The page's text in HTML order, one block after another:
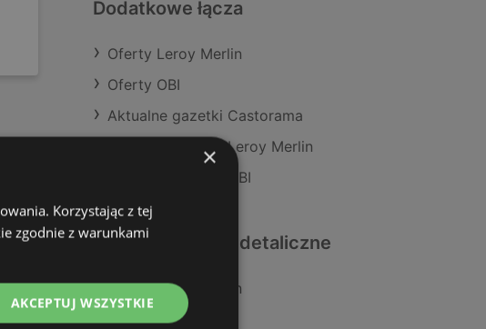
Dodatkowe łącza
Oferty Leroy Merlin
Oferty OBI
Aktualne gazetki Castorama
Aktualne gazetki Leroy Merlin
Aktualne gazetki OBI
Podobne sklepy detaliczne
Oferty Leroy Merlin
Oferty Castorama
×
Korzystając z tej
zgodnie z warunkami
AKCEPTUJ WSZYSTKIE